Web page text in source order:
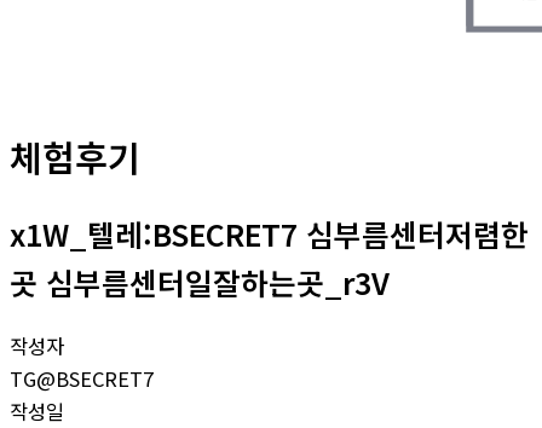
체험후기
x1W_텔레:BSECRET7 심부름센터저렴한
곳 심부름센터일잘하는곳_r3V
작성자
TG@BSECRET7
작성일